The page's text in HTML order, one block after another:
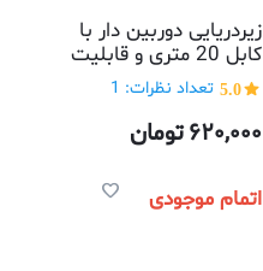
زیردریایی دوربین دار با
کابل 20 متری و قابلیت
دید در شب
5.0 تعداد نظرات: 1
620,000تومان
اتمام موجودی